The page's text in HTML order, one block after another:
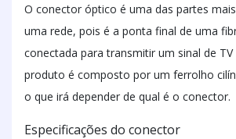
O conector óptico é uma das partes
uma rede, pois é a ponta final de uma
conectada para transmitir um sinal de
produto é composto por um ferrolho
o que irá depender de qual é o conector.
Especificações do conector